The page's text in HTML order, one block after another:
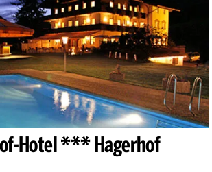
Hotel *** Hagerhof